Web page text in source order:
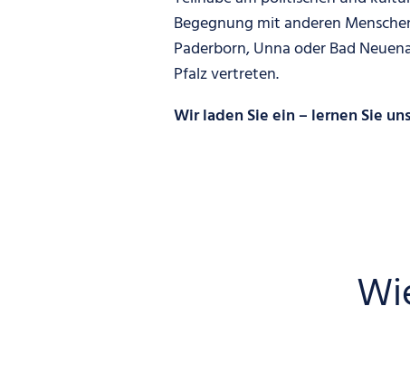
Begegnung mit anderen
Paderborn, Unna oder Bad
Pfalz vertreten.
Wir laden Sie ein – lernen Sie